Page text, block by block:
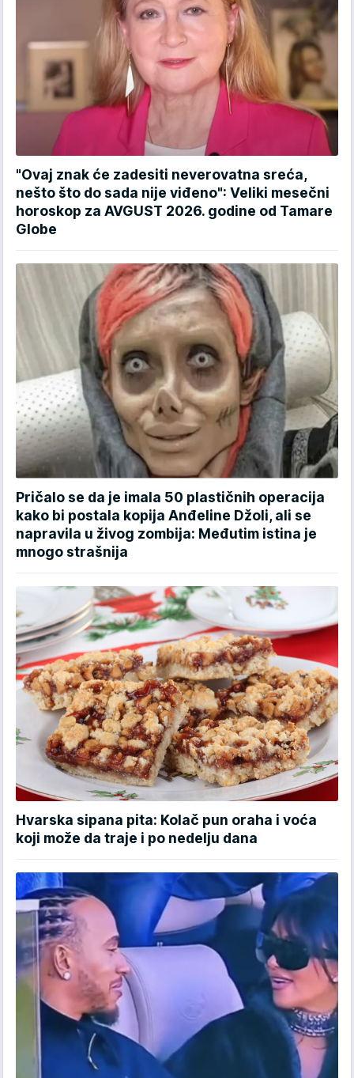
"Ovaj znak će zadesiti neverovatna sreća,
nešto što do sada nije viđeno": Veliki mesečni
horoskop za AVGUST 2026. godine od Tamare
Globe
Pričalo se da je imala 50 plastičnih operacija
kako bi postala kopija Anđeline Džoli, ali se
napravila u živog zombija: Međutim istina je
mnogo strašnija
Hvarska sipana pita: Kolač pun oraha i voća
koji može da traje i po nedelju dana